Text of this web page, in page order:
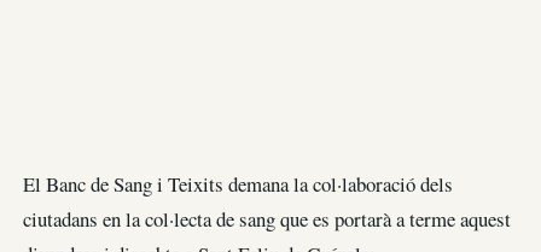
El Banc de Sang i Teixits demana la col·laboració dels
ciutadans en la col·lecta de sang que es portarà a terme aquest